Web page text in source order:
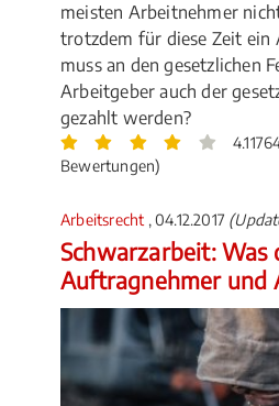
meisten Arbeitnehmer
trotzdem für diese Zeit ein
muss an den gesetzlichen
Arbeitgeber auch der
gezahlt werden?
Bewertungen)
Arbeitsrecht , 04.12.2017
Schwarzarbeit: Was
Auftragnehmer und